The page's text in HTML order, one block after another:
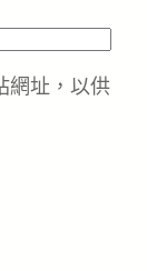
網址，以供